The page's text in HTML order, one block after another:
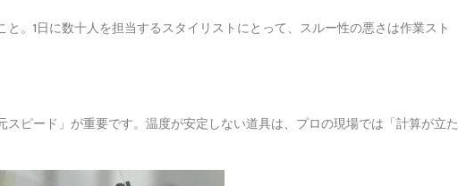
。1日に数十人を担当するスタイリストにとって、スルー性の悪さは作業スト
ピード」が重要です。温度が安定しない道具は、プロの現場では「計算が立た